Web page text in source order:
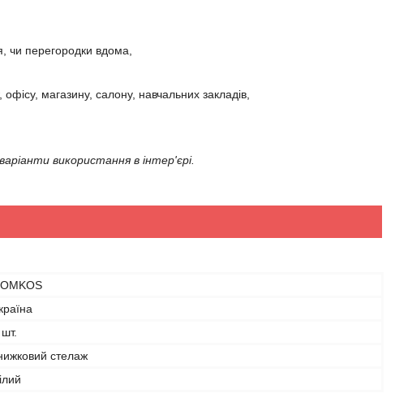
чи перегородки вдома,
магазину, салону, навчальних закладів,
використання в інтер'єрі.
стелаж